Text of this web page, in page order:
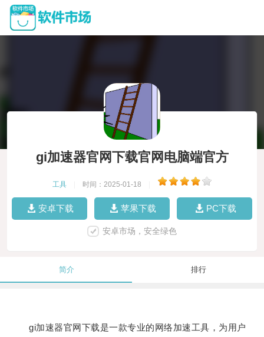
gi加速器官网下载官网电脑端官方
工具 时间：2025-01-18
安卓下载 苹果下载 PC下载
安卓市场，安全绿色
简介 排行
gi加速器官网下载是一款专业的网络加速工具，为用户